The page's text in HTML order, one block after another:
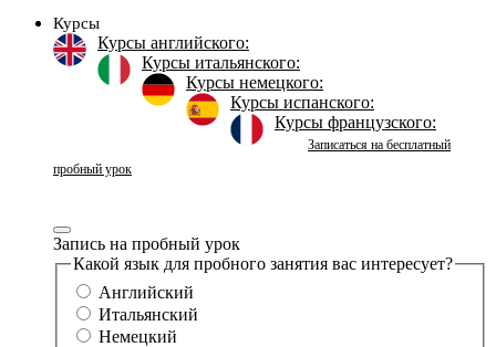
Курсы
Курсы английского:
Курсы итальянского:
Курсы немецкого:
Курсы испанского:
Курсы французского:
Записаться на бесплатный
пробный урок
Запись на пробный урок
Какой язык для пробного занятия вас интересует?
Английский
Итальянский
Немецкий